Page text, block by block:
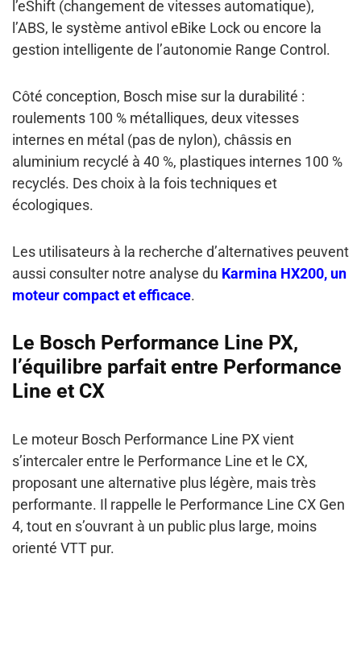
l’eShift (changement de vitesses automatique),
l’ABS, le système antivol eBike Lock ou encore la
gestion intelligente de l’autonomie Range Control.
Côté conception, Bosch mise sur la durabilité :
roulements 100 % métalliques, deux vitesses
internes en métal (pas de nylon), châssis en
aluminium recyclé à 40 %, plastiques internes 100 %
recyclés. Des choix à la fois techniques et
écologiques.
Les utilisateurs à la recherche d’alternatives peuvent
aussi consulter notre analyse du Karmina HX200, un
moteur compact et efficace.
Le Bosch Performance Line PX,
l’équilibre parfait entre Performance
Line et CX
Le moteur Bosch Performance Line PX vient
s’intercaler entre le Performance Line et le CX,
proposant une alternative plus légère, mais très
performante. Il rappelle le Performance Line CX Gen
4, tout en s’ouvrant à un public plus large, moins
orienté VTT pur.